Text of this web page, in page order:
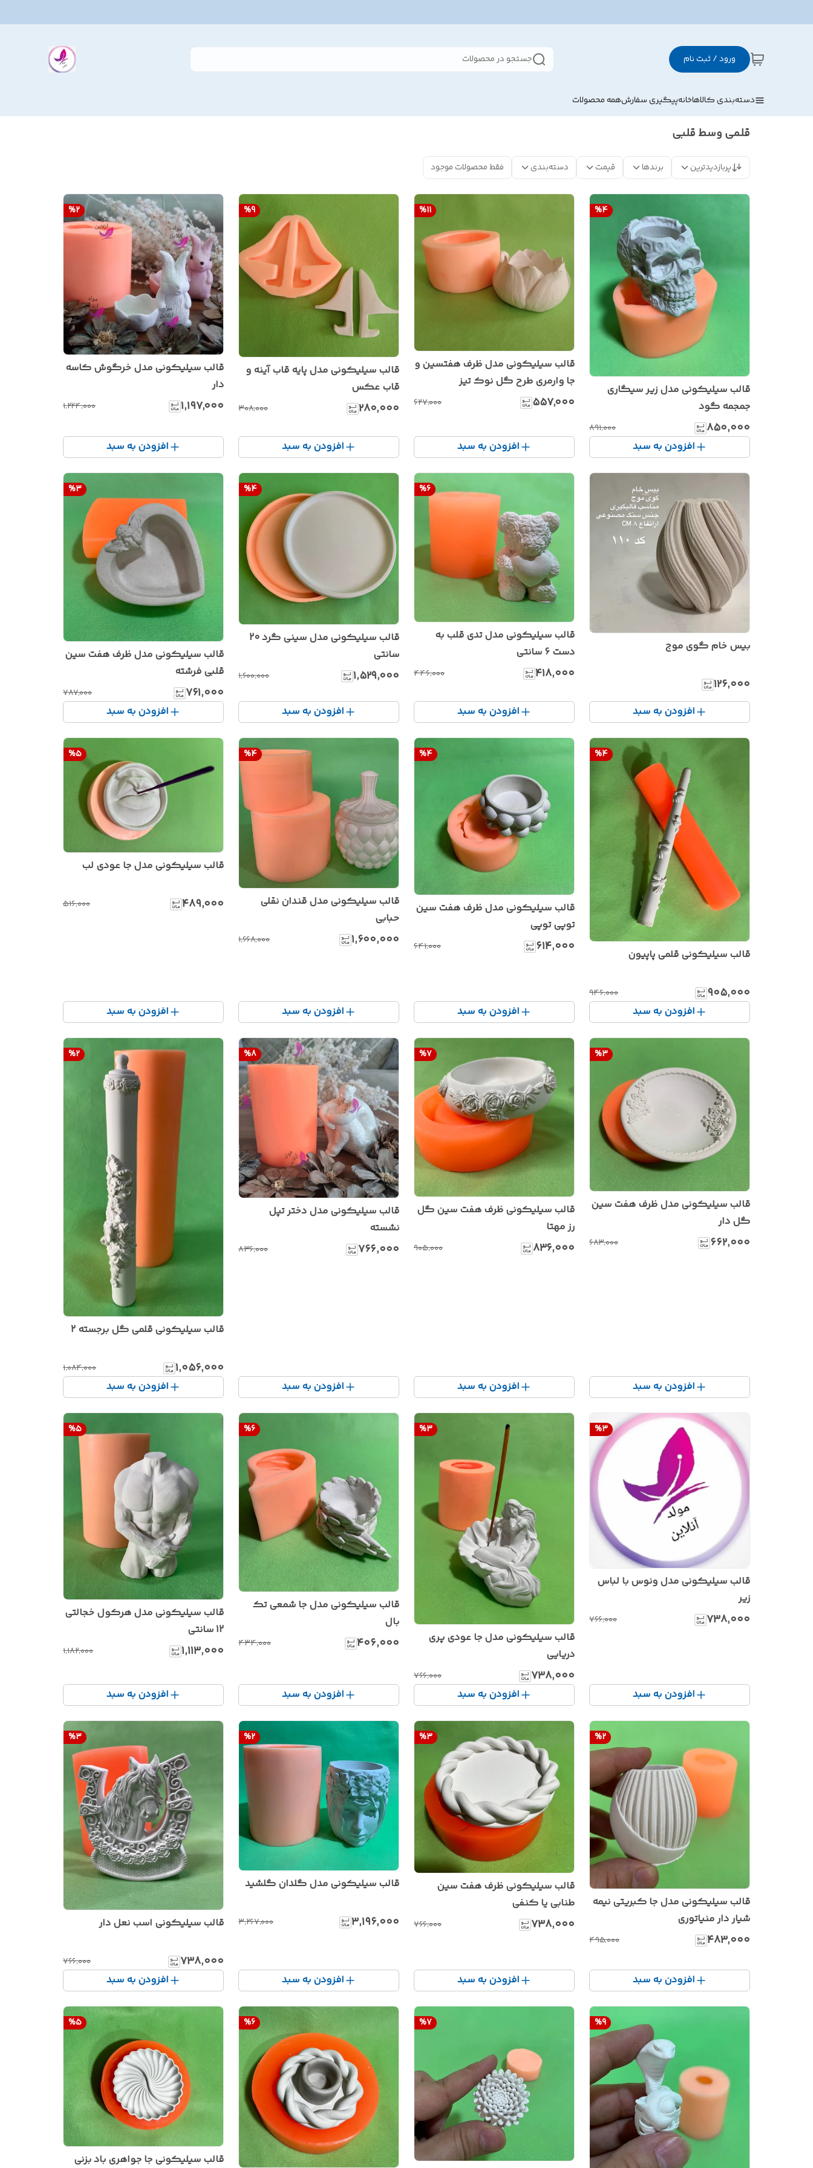
ورود / ثبت نام جستجو در محصولات
دسته‌بندی کالاهاخانهپیگیری سفارشهمه محصولات
قلمی وسط قلبی
پربازدیدترین برندها قیمت دسته‌بندی فقط محصولات موجود
%4
قالب سیلیکونی مدل زیر سیگاری
جمجمه گود
۸۵۰٬۰۰۰ ۸۹۱٬۰۰۰
افزودن به سبد
%11
قالب سیلیکونی مدل ظرف هفتسین و
جا وارمری طرح گل نوک تیز
۵۵۷٬۰۰۰ ۶۲۷٬۰۰۰
افزودن به سبد
%9
قالب سیلیکونی مدل پایه قاب آینه و
قاب عکس
۲۸۰٬۰۰۰ ۳۰۸٬۰۰۰
افزودن به سبد
%2
قالب سیلیکونی مدل خرگوش کاسه
دار
۱٬۱۹۷٬۰۰۰ ۱٬۲۲۴٬۰۰۰
افزودن به سبد
بیس خام گوی موج
۱۲۶٬۰۰۰
افزودن به سبد
%6
قالب سیلیکونی مدل تدی قلب به
دست 6 سانتی
۴۱۸٬۰۰۰ ۴۴۶٬۰۰۰
افزودن به سبد
%4
قالب سیلیکونی مدل سینی گرد 20
سانتی
۱٬۵۲۹٬۰۰۰ ۱٬۶۰۰٬۰۰۰
افزودن به سبد
%3
قالب سیلیکونی مدل ظرف هفت سین
قلبی فرشته
۷۶۱٬۰۰۰ ۷۸۷٬۰۰۰
افزودن به سبد
%4
قالب سیلیکونی قلمی پاپیون
۹۰۵٬۰۰۰ ۹۴۶٬۰۰۰
افزودن به سبد
%4
قالب سیلیکونی مدل ظرف هفت سین
توپی توپی
۶۱۴٬۰۰۰ ۶۴۱٬۰۰۰
افزودن به سبد
%4
قالب سیلیکونی مدل قندان نقلی
حبابی
۱٬۶۰۰٬۰۰۰ ۱٬۶۶۸٬۰۰۰
افزودن به سبد
%5
قالب سیلیکونی مدل جا عودی لب
۴۸۹٬۰۰۰ ۵۱۶٬۰۰۰
افزودن به سبد
%3
قالب سیلیکونی مدل ظرف هفت سین
گل دار
۶۶۲٬۰۰۰ ۶۸۳٬۰۰۰
افزودن به سبد
%7
قالب سیلیکونی ظرف هفت سین گل
رز مهتا
۸۳۶٬۰۰۰ ۹۰۵٬۰۰۰
افزودن به سبد
%8
قالب سیلیکونی مدل دختر تپل
نشسته
۷۶۶٬۰۰۰ ۸۳۶٬۰۰۰
افزودن به سبد
%2
قالب سیلیکونی قلمی گل برجسته 2
۱٬۰۵۶٬۰۰۰ ۱٬۰۸۴٬۰۰۰
افزودن به سبد
%3
قالب سیلیکونی مدل ونوس با لباس
زیر
۷۳۸٬۰۰۰ ۷۶۶٬۰۰۰
افزودن به سبد
%3
قالب سیلیکونی مدل جا عودی پری
دریایی
۷۳۸٬۰۰۰ ۷۶۶٬۰۰۰
افزودن به سبد
%6
قالب سیلیکونی مدل جا شمعی تک
بال
۴۰۶٬۰۰۰ ۴۳۴٬۰۰۰
افزودن به سبد
%5
قالب سیلیکونی مدل هرکول خجالتی
12 سانتی
۱٬۱۱۳٬۰۰۰ ۱٬۱۸۲٬۰۰۰
افزودن به سبد
%2
قالب سیلیکونی مدل جا کبریتی نیمه
شیار دار منیاتوری
۴۸۳٬۰۰۰ ۴۹۵٬۰۰۰
افزودن به سبد
%3
قالب سیلیکونی ظرف هفت سین
طنابی یا کنفی
۷۳۸٬۰۰۰ ۷۶۶٬۰۰۰
افزودن به سبد
%2
قالب سیلیکونی مدل گلدان گلشید
۳٬۱۹۶٬۰۰۰ ۳٬۲۶۷٬۰۰۰
افزودن به سبد
%3
قالب سیلیکونی اسب نعل دار
۷۳۸٬۰۰۰ ۷۶۶٬۰۰۰
افزودن به سبد
%9
%7
%6
%5
قالب سیلیکونی جا جواهری باد بزنی